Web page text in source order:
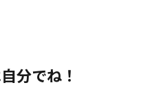
分でね！